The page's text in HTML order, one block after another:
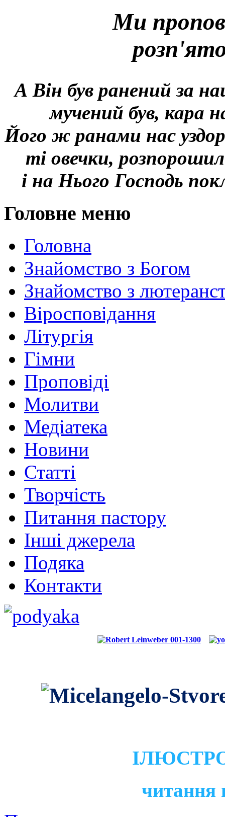
Ми
А Він був ранений за
мучений був, кара
Його ж ранами нас
ті овечки,
і на Нього Господь
Головне меню
Головна
Знайомство з Богом
Знайомство з
Віросповідання
Літургія
Гімни
Проповіді
Молитви
Медіатека
Новини
Статті
Творчість
Питання пастору
Інші джерела
Подяка
Контакти
читання